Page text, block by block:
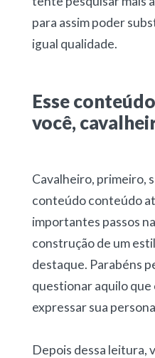
para assim poder
igual qualidade.
Esse
você,
Cavalheiro, primeiro,
conteúdo conteúdo
importantes passos
construção de um
destaque. Parabéns
questionar aquilo que
expressar sua
Depois dessa leitura,